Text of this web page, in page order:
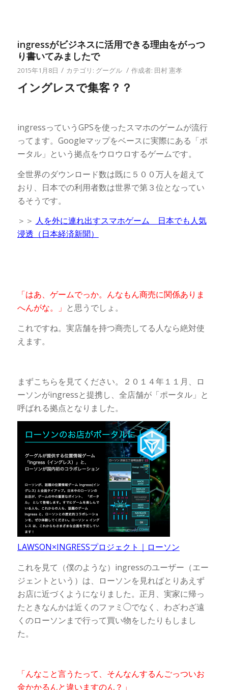
ingressがビジネスに活用できる理由をがっつ
り書いてみましたで
2015年1月8日 / カテゴリ: グーグル / 作成者: 田村 憲孝
イングレスで集客？？
ingressっていうGPSを使ったスマホのゲームが流行
ってます。Googleマップをベースに実際にある「ポ
ータル」という拠点をウロウロするゲームです。
全世界のダウンロード数は既に５００万人を超えて
おり、日本での利用者数は世界で第３位となってい
るそうです。
＞＞ 人を外に連れ出すスマホゲーム 日本でも人気
浸透（日本経済新聞）
「はあ、ゲームでっか。んなもん商売に関係ありま
へんがな。」 と思うでしょ。
これですね。実店舗を持つ商売してる人なら絶対使
えます。
まずこちらを見てください。２０１４年１１月、ロ
ーソンがingressと提携し、全店舗が「ポータル」と
呼ばれる拠点となりました。
LAWSON×INGRESSプロジェクト｜ローソン
これを見て（僕のような）ingressのユーザー（エー
ジェントという）は、ローソンを見ればとりあえず
お店に近づくようになりました。正月、実家に帰っ
たときなんかは近くのファミ◯でなく、わざわざ遠
くのローソンまで行って買い物をしたりもしまし
た。
「んなこと言うたって、そんなんするんごっついお
金かかるんと違いますのん？」